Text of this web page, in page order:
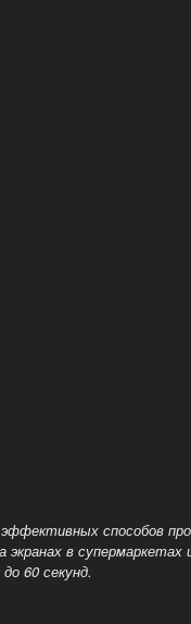
эффективных способов
в супермаркетах
60 секунд.